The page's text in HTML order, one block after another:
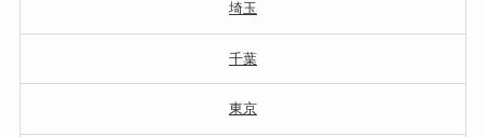
埼玉
千葉
東京